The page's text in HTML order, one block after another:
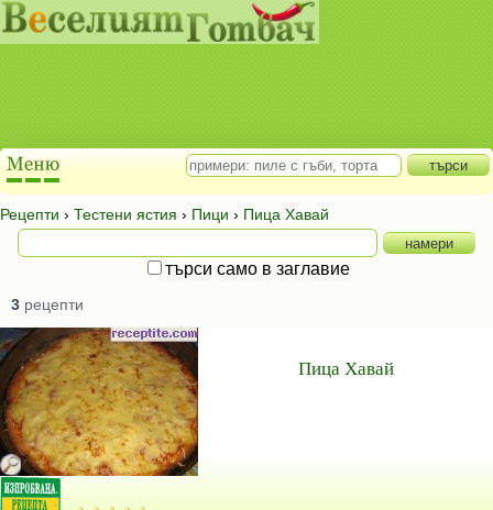
Рецепти › Тестени ястия › Пици › Пица Хавай
търси само в заглавие
3 рецепти
Пица Хавай